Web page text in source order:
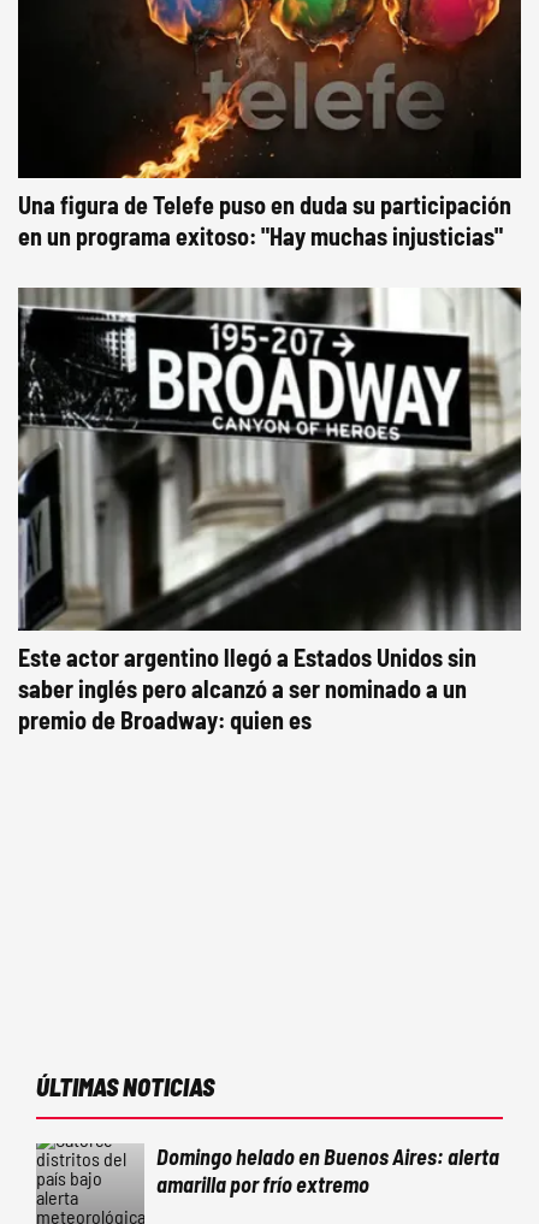
Una figura de Telefe puso en duda su participación
en un programa exitoso: "Hay muchas injusticias"
Este actor argentino llegó a Estados Unidos sin
saber inglés pero alcanzó a ser nominado a un
premio de Broadway: quien es
ÚLTIMAS NOTICIAS
Domingo helado en Buenos Aires: alerta
amarilla por frío extremo